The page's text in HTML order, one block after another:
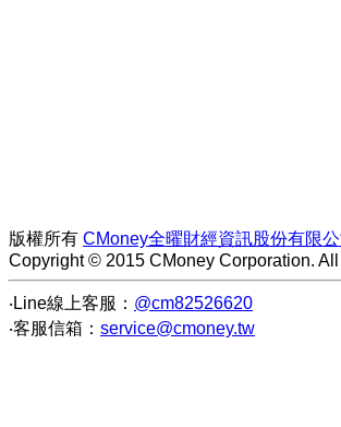
版權所有 CMoney全曜財經資訊股份有限公
Copyright © 2015 CMoney Corporation.
‧Line線上客服： @cm82526620
‧客服信箱： service@cmoney.tw